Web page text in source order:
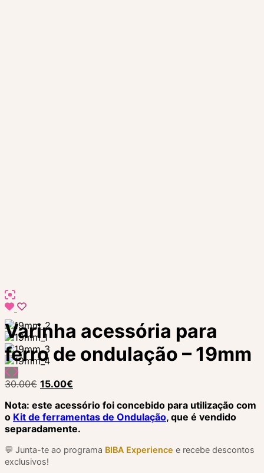
Varinha acessória para
ferro de ondulação – 19mm
30.00€ O
original
era:
30.00€.
15.00€
atual
é:
15.00€.
Nota: este acessório foi concebido para utilização com
o Kit de ferramentas de Ondulação, que é vendido
separadamente.
💬 Junta-te ao programa BIBA Experience e recebe descontos
exclusivos!